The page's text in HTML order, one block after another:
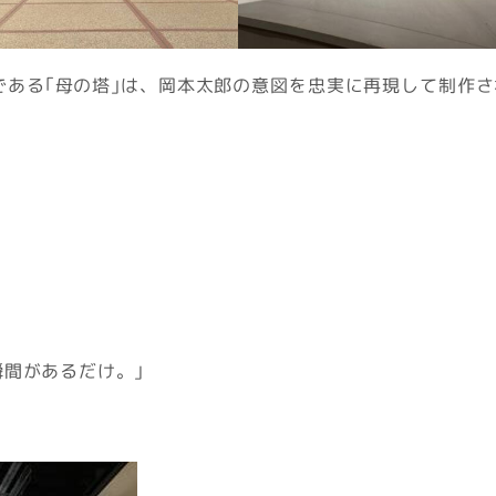
る｢母の塔｣は、岡本太郎の意図を忠実に再現して制作
があるだけ。｣